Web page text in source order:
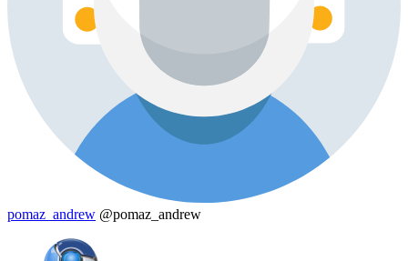
pomaz_andrew @pomaz_andrew